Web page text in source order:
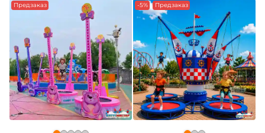
Предзаказ -5% Предзаказ